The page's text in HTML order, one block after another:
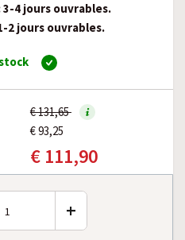
4 jours ouvrables.
2 jours ouvrables.
€ 131,65
€ 93,25
€ 111,90
+